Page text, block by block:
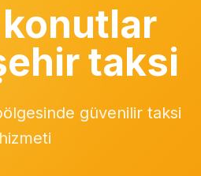
konutlar
taksi
güvenilir taksi
hizmeti